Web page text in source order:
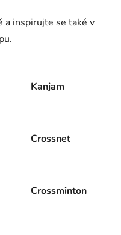
a inspirujte se také v
Kanjam
Crossnet
Crossminton